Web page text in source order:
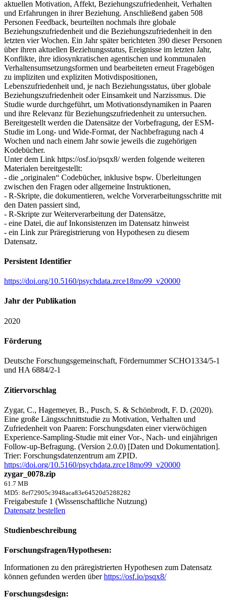
aktuellen Motivation, Affekt, Beziehungszufriedenheit, Verhalten
und Erfahrungen in ihrer Beziehung. Anschließend gaben 508
Personen Feedback, beurteilten nochmals ihre globale
Beziehungszufriedenheit und die Beziehungszufriedenheit in den
letzten vier Wochen. Ein Jahr später berichteten 390 dieser Personen
über ihren aktuellen Beziehungsstatus, Ereignisse im letzten Jahr,
Konflikte, ihre idiosynkratischen agentischen und kommunalen
Verhaltensumsetzungsformen und bearbeiteten erneut Fragebögen
zu impliziten und expliziten Motivdispositionen,
Lebenszufriedenheit und, je nach Beziehungsstatus, über globale
Beziehungszufriedenheit oder Einsamkeit und Narzissmus. Die
Studie wurde durchgeführt, um Motivationsdynamiken in Paaren
und ihre Relevanz für Beziehungszufriedenheit zu untersuchen.
Bereitgestellt werden die Datensätze der Vorbefragung, der ESM-
Studie im Long- und Wide-Format, der Nachbefragung nach 4
Wochen und nach einem Jahr sowie jeweils die zugehörigen
Kodebücher.
Unter dem Link https://osf.io/psqx8/ werden folgende weiteren
Materialen bereitgestellt:
- die „originalen“ Codebücher, inklusive bspw. Überleitungen
zwischen den Fragen oder allgemeine Instruktionen,
- R-Skripte, die dokumentieren, welche Vorverarbeitungsschritte mit
den Daten passiert sind,
- R-Skripte zur Weiterverarbeitung der Datensätze,
- eine Datei, die auf Inkonsistenzen im Datensatz hinweist
- ein Link zur Präregistrierung von Hypothesen zu diesem
Datensatz.
Persistent Identifier
https://doi.org/10.5160/psychdata.zrce18mo99_v20000
Jahr der Publikation
2020
Förderung
Deutsche Forschungsgemeinschaft, Fördernummer SCHO1334/5-1
und HA 6884/2-1
Zitiervorschlag
Zygar, C., Hagemeyer, B., Pusch, S. & Schönbrodt, F. D. (2020).
Eine große Längsschnittstudie zu Motivation, Verhalten und
Zufriedenheit von Paaren: Forschungsdaten einer vierwöchigen
Experience-Sampling-Studie mit einer Vor-, Nach- und einjährigen
Follow-up-Befragung. (Version 2.0.0) [Daten und Dokumentation].
Trier: Forschungsdatenzentrum am ZPID.
https://doi.org/10.5160/psychdata.zrce18mo99_v20000
zygar_0078.zip
61.7 MB
MD5: 8ef72905c3948aca83e64520d5288282
Freigabestufe 1 (Wissenschaftliche Nutzung)
Datensatz bestellen
Studienbeschreibung
Forschungsfragen/Hypothesen:
Informationen zu den präregistrierten Hypothesen zum Datensatz
können gefunden werden überhttps://osf.io/psqx8/
Forschungsdesign: